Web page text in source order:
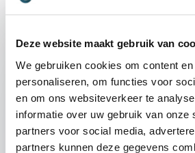
Deze website maakt gebruik van
We gebruiken cookies om content
personaliseren, om functies voor
en om ons websiteverkeer te
informatie over uw gebruik van onze
partners voor social media,
partners kunnen deze gegevens
De online wereld van
Jongeren brengen steeds meer
maar begrijpen wij als ouders,
professionals eigenlijk hoe die
eruitziet? In deze lezing neemt
de online leefwereld van
hoe social media, AI en
denkpatronen en